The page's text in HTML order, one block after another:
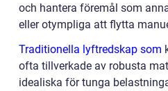
och hantera föremål som
eller otympliga att flytta
Traditionella lyftredskap som
ofta tillverkade av robusta
idealiska för tunga